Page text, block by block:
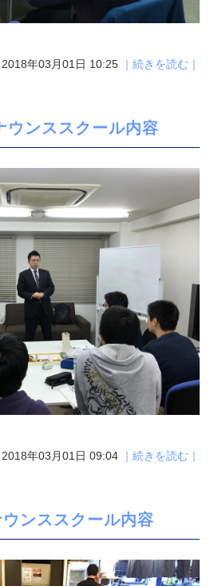
2018年03月01日 10:25 ｜続きを読む｜
ウンススクール内容
2018年03月01日 09:04 ｜続きを読む｜
ンススクール内容